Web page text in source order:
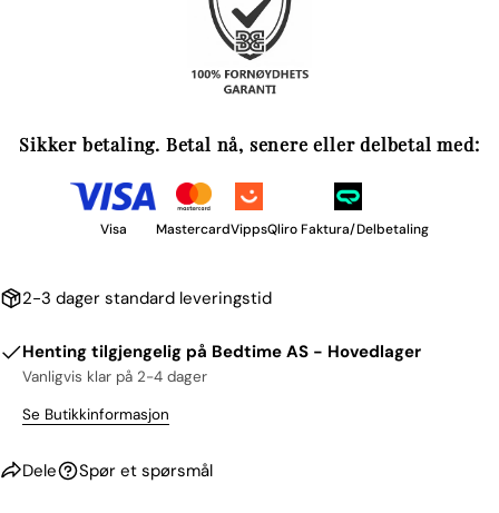
Sikker betaling. Betal nå, senere eller delbetal med:
Visa MastercardVippsQliro Faktura/Delbetaling
2-3 dager standard leveringstid
Henting tilgjengelig på Bedtime AS - Hovedlager
Vanligvis klar på 2-4 dager
Se Butikkinformasjon
Dele Spør et spørsmål